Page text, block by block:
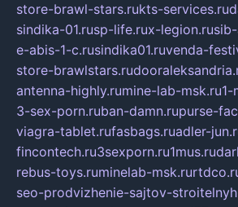
store-brawl-stars.rukts-services.ru
sindika-01.rusp-life.rux-legion.ru
e-abis-1-c.rusindika01.ruvenda-
store-brawlstars.ru
antenna-highly.rumine-lab-msk.ru1-
3-sex-porn.ruban-damn.rupurse-
viagra-tablet.rufasbags.ruadler-
fincontech.ru3sexporn.ru1mus.ru
rebus-toys.ruminelab-msk.ru
seo-prodvizhenie-sajtov-